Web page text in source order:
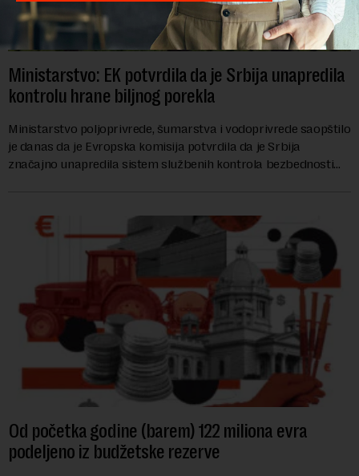
Ministarstvo: EK potvrdila da je Srbija unapredila
kontrolu hrane biljnog porekla
Ministarstvo poljoprivrede, šumarstva i vodoprivrede saopštilo
je danas da je Evropska komisija potvrdila da je Srbija
značajno unapredila sistem službenih kontrola bezbednosti
Od početka godine (barem) 122 miliona evra
podeljeno iz budžetske rezerve